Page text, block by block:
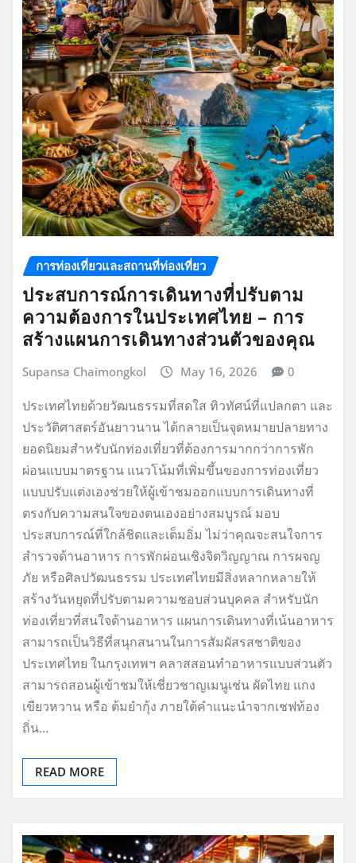
การท่องเที่ยวและสถานที่ท่องเที่ยว
ประสบการณ์การเดินทางที่ปรับตาม
ความต้องการในประเทศไทย – การ
สร้างแผนการเดินทางส่วนตัวของคุณ
Supansa Chaimongkol May 16, 2026 0
ประเทศไทยด้วยวัฒนธรรมที่สดใส ทิวทัศน์ที่แปลกตา และ
ประวัติศาสตร์อันยาวนาน ได้กลายเป็นจุดหมายปลายทาง
ยอดนิยมสำหรับนักท่องเที่ยวที่ต้องการมากกว่าการพัก
ผ่อนแบบมาตรฐาน แนวโน้มที่เพิ่มขึ้นของการท่องเที่ยว
แบบปรับแต่งเองช่วยให้ผู้เข้าชมออกแบบการเดินทางที่
ตรงกับความสนใจของตนเองอย่างสมบูรณ์ มอบ
ประสบการณ์ที่ใกล้ชิดและเต็มอิ่ม ไม่ว่าคุณจะสนใจการ
สำรวจด้านอาหาร การพักผ่อนเชิงจิตวิญญาณ การผจญ
ภัย หรือศิลปวัฒนธรรม ประเทศไทยมีสิ่งหลากหลายให้
สร้างวันหยุดที่ปรับตามความชอบส่วนบุคคล สำหรับนัก
ท่องเที่ยวที่สนใจด้านอาหาร แผนการเดินทางที่เน้นอาหาร
สามารถเป็นวิธีที่สนุกสนานในการสัมผัสรสชาติของ
ประเทศไทย ในกรุงเทพฯ คลาสสอนทำอาหารแบบส่วนตัว
สามารถสอนผู้เข้าชมให้เชี่ยวชาญเมนูเช่น ผัดไทย แกง
เขียวหวาน หรือ ต้มยำกุ้ง ภายใต้คำแนะนำจากเชฟท้อง
ถิ่น…
READ MORE